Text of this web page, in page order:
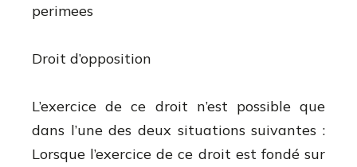
perimees
Droit d’opposition
L’exercice de ce droit n’est possible que
dans l’une des deux situations suivantes :
Lorsque l’exercice de ce droit est fondé sur